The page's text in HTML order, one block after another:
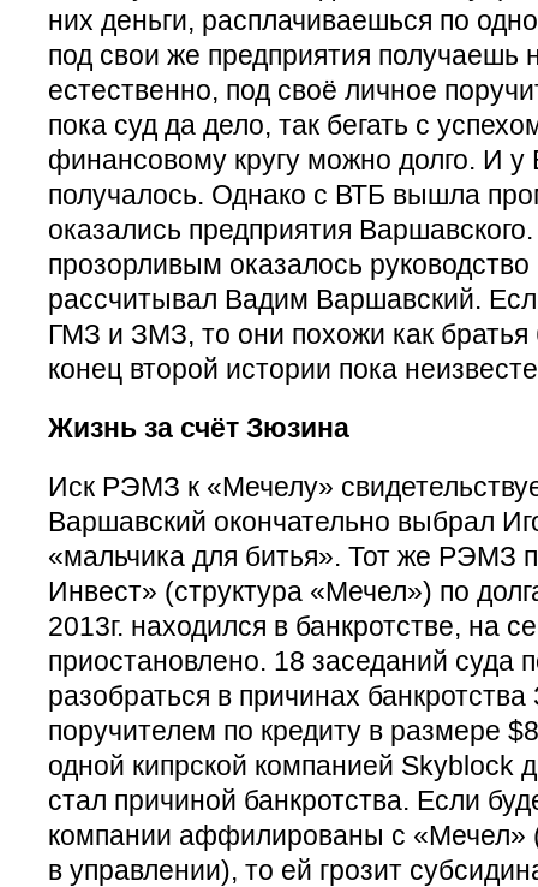
них деньги, расплачиваешься по
под свои же предприятия получаешь
естественно, под своё личное
пока суд да дело, так бегать с
финансовому кругу можно долго. И у
получалось. Однако с ВТБ вышла
оказались предприятия
прозорливым оказалось
рассчитывал Вадим Варшавский.
ГМЗ и ЗМЗ, то они похожи как братья
конец второй истории пока
Жизнь за счёт Зюзина
Иск РЭМЗ к «Мечелу»
Варшавский окончательно выбрал
«мальчика для битья». Тот же РЭМЗ
Инвест» (структура «Мечел») по
2013г. находился в банкротстве, на
приостановлено. 18 заседаний суда
разобраться в причинах
поручителем по кредиту в размере
одной кипрской компанией Skyblock
стал причиной банкротства. Если
компании аффилированы с «Мечел»
в управлении), то ей грозит